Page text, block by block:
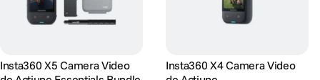
Difuzor
Intrare microfon Da
Insta360 X5 Camera Video
Insta360 X4 Camera Video